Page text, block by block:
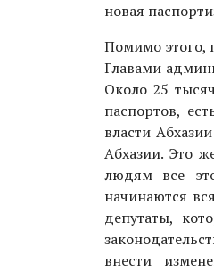
новая
Помимо этого,
Главами
Около 25
паспортов,
власти
Абхазии. Это
людям все
начинаются
депутаты,
внести